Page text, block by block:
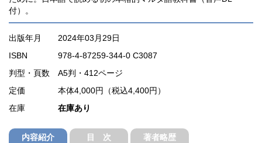
付）。
出版年月
2024年03月29日
ISBN
978-4-87259-344-0 C3087
判型・頁数 A5判・412ページ
定価
本体4,000円（税込4,400円）
在庫
在庫あり
内容紹介 目 次 著者略歴